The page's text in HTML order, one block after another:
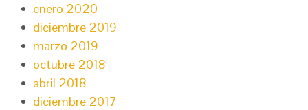
enero 2020
diciembre 2019
marzo 2019
octubre 2018
abril 2018
diciembre 2017